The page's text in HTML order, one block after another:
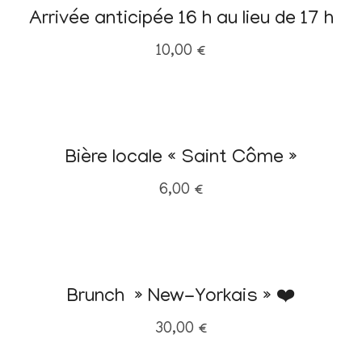
Arrivée anticipée 16 h au lieu de 17 h
10,00 €
Bière locale « Saint Côme »
6,00 €
Brunch » New-Yorkais » ❤️
30,00 €